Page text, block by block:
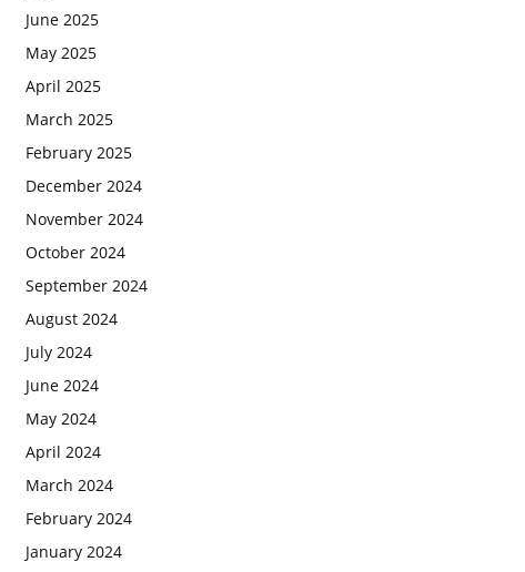
June 2025
May 2025
April 2025
March 2025
February 2025
December 2024
November 2024
October 2024
September 2024
August 2024
July 2024
June 2024
May 2024
April 2024
March 2024
February 2024
January 2024